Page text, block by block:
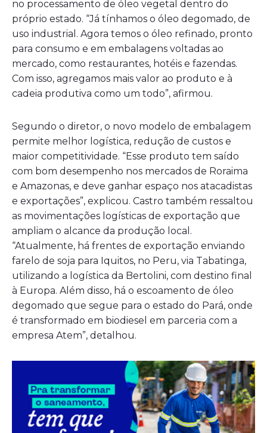
no processamento de óleo vegetal dentro do
próprio estado. “Já tínhamos o óleo degomado, de
uso industrial. Agora temos o óleo refinado, pronto
para consumo e em embalagens voltadas ao
mercado, como restaurantes, hotéis e fazendas.
Com isso, agregamos mais valor ao produto e à
cadeia produtiva como um todo”, afirmou.
Segundo o diretor, o novo modelo de embalagem
permite melhor logística, redução de custos e
maior competitividade. “Esse produto tem saído
com bom desempenho nos mercados de Roraima
e Amazonas, e deve ganhar espaço nos atacadistas
e exportações”, explicou. Castro também ressaltou
as movimentações logísticas de exportação que
ampliam o alcance da produção local.
“Atualmente, há frentes de exportação enviando
farelo de soja para Iquitos, no Peru, via Tabatinga,
utilizando a logística da Bertolini, com destino final
à Europa. Além disso, há o escoamento de óleo
degomado que segue para o estado do Pará, onde
é transformado em biodiesel em parceria com a
empresa Atem”, detalhou.